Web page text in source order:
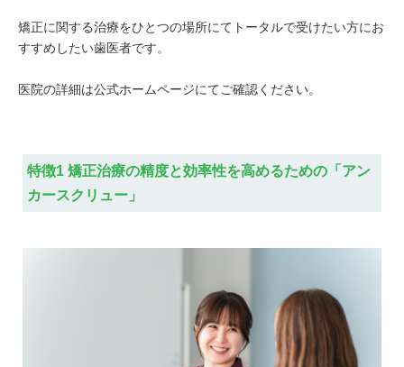
矯正に関する治療をひとつの場所にてトータルで受けたい方にお
すすめしたい歯医者です。
医院の詳細は公式ホームページにてご確認ください。
特徴1 矯正治療の精度と効率性を高めるための「アン
カースクリュー」